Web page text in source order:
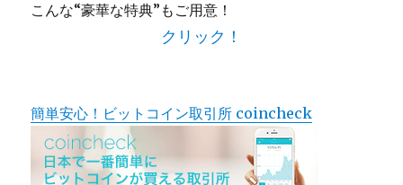
こんな“豪華な特典”もご用意！
クリック！
簡単安心！ビットコイン取引所 coincheck